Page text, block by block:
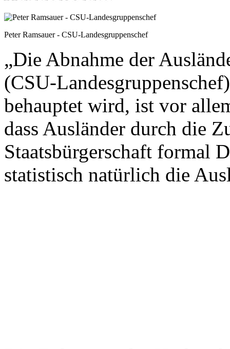
Peter Ramsauer - CSU-Landesgruppenschef
„Die Abnahme der
(CSU-
behauptet wird, ist vor
dass Ausländer durch die
Staatsbürgerschaft formal
statistisch natürlich die